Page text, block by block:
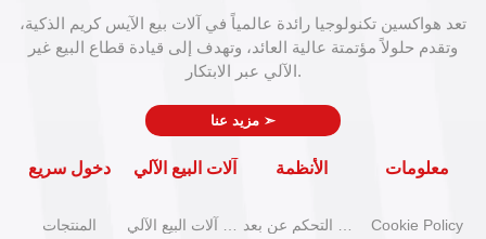
تعد هواكسين تكنولوجيا رائدة عالمياً في آلات بيع الآيس كريم الذكية،
وتقدم حلولاً مؤتمتة عالية العائد، وتهدف إلى قيادة قطاع البيع غير
الآلي عبر الابتكار.
➣
دخول سريع
المنتجات
آلات البيع الآلي الأنظمة معلومات
Cookie Policy